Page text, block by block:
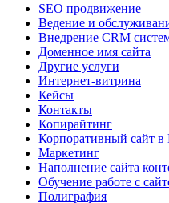
SEO продвижение
Ведение и
Внедрение CRM
Доменное имя сайта
Другие услуги
Интернет-витрина
Кейсы
Контакты
Копирайтинг
Корпоративный сайт
Маркетинг
Наполнение сайта
Обучение работе с
Полиграфия